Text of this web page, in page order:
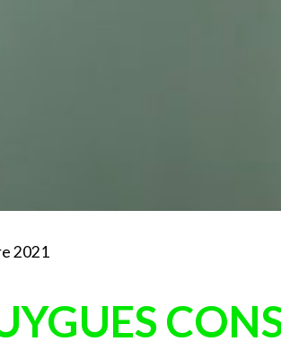
2021